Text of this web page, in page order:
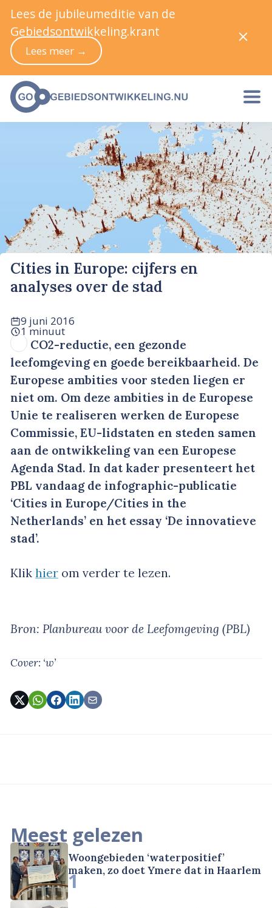
Cities in Europe: cijfers en
analyses over de stad
9 juni 2016
1 minuut
CO2-reductie, een gezonde
leefomgeving en goede bereikbaarheid. De
Europese ambities voor steden liegen er
niet om. Om deze ambities in de Europese
Unie te realiseren werken de Europese
Commissie, EU-lidstaten en steden samen
aan de ontwikkeling van een Europese
Agenda Stad. In dat kader presenteert het
PBL vandaag de infographic-publicatie
‘Cities in Europe/Cities in the
Netherlands’ en het essay ‘De innovatieve
stad’.
Klik hier om verder te lezen.
Bron: Planbureau voor de Leefomgeving (PBL)
Cover: ‘w’
Meest gelezen
Woongebieden ‘waterpositief’
maken, zo doet Ymere dat in Haarlem
1
Lees de jubileumeditie van de
Gebiedsontwikkeling.krant
Lees meer →